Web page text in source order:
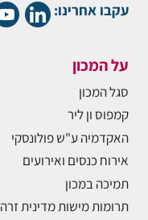
עקבו אחרינו:
על המכון
סגל המכון
קמפוס ון ליר
האקדמיה ע"ש פולונסקי
אירוח כנסים ואירועים
תמיכה במכון
תרומות מישות מדינית זרה